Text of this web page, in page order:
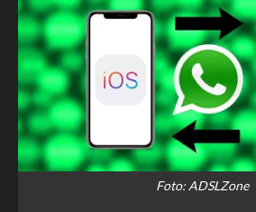
Foto: ADSLZone